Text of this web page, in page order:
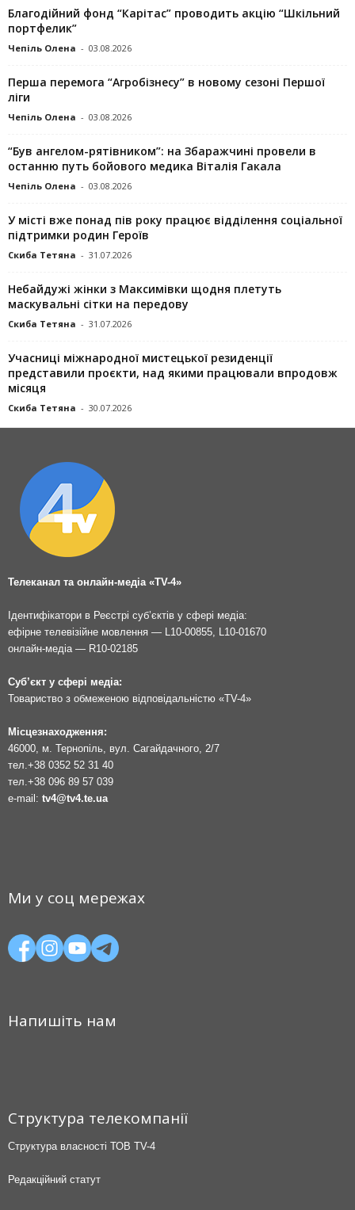
Благодійний фонд “Карітас” проводить акцію “Шкільний
портфелик”
Чепіль Олена - 03.08.2026
Перша перемога “Агробізнесу” в новому сезоні Першої
ліги
Чепіль Олена - 03.08.2026
“Був ангелом-рятівником”: на Збаражчині провели в
останню путь бойового медика Віталія Гакала
Чепіль Олена - 03.08.2026
У місті вже понад пів року працює відділення соціальної
підтримки родин Героїв
Скиба Тетяна - 31.07.2026
Небайдужі жінки з Максимівки щодня плетуть
маскувальні сітки на передову
Скиба Тетяна - 31.07.2026
Учасниці міжнародної мистецької резиденції
представили проєкти, над якими працювали впродовж
місяця
Скиба Тетяна - 30.07.2026
Телеканал та онлайн-медіа «TV-4»
Ідентифікатори в Реєстрі суб’єктів у сфері медіа:
ефірне телевізійне мовлення — L10-00855, L10-01670
онлайн-медіа — R10-02185
Суб’єкт у сфері медіа:
Товариство з обмеженою відповідальністю «TV-4»
Місцезнаходження:
46000, м. Тернопіль, вул. Сагайдачного, 2/7
тел. +38 0352 52 31 40
тел. +38 096 89 57 039
e-mail: tv4@tv4.te.ua
Ми у соц мережах
Напишіть нам
Структура телекомпанії
Структура власності ТОВ TV-4
Редакційний статут